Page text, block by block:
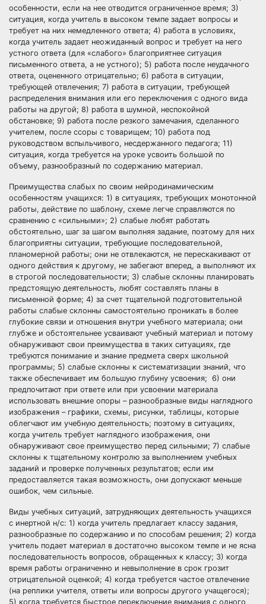
особенности, если на нее отводится ограниченное время; 3)
ситуация, когда учитель в высоком темпе задает вопросы и
требует на них немедленного ответа; 4) работа в условиях,
когда учитель задает неожиданный вопрос и требует на него
устного ответа (для «слабого» благоприятнее ситуация
письменного ответа, а не устного); 5) работа после неудачного
ответа, оцененного отрицательно; 6) работа в ситуации,
требующей отвлечения; 7) работа в ситуации, требующей
распределения внимания или его переключения с одного вида
работы на другой; 8) работа в шумной, неспокойной
обстановке; 9) работа после резкого замечания, сделанного
учителем, после ссоры с товарищем; 10) работа под
руководством вспыльчивого, несдержанного педагога; 11)
ситуация, когда требуется на уроке усвоить большой по
объему, разнообразный по содержанию материал.
Преимущества слабых по своим нейродинамическим
особенностям учащихся: 1) в ситуациях, требующих монотонной
работы, действие по шаблону, схеме легче справляются по
сравнению с «сильными»; 2) слабые любят работать
обстоятельно, шаг за шагом выполняя задание, поэтому для них
благоприятны ситуации, требующие последовательной,
планомерной работы; они не отвлекаются, не перескакивают от
одного действия к другому, не забегают вперед, а выполняют их
в строгой последовательности; 3) слабые склонны планировать
предстоящую деятельность, любят составлять планы в
письменной форме; 4) за счет тщательной подготовительной
работы слабые склонны самостоятельно проникать в более
глубокие связи и отношения внутри учебного материала; они
глубже и обстоятельнее усваивают учебный материал и потому
обнаруживают свои преимущества в таких ситуациях, где
требуются понимание и знание предмета сверх школьной
программы; 5) слабые склонны к систематизации знаний, что
также обеспечивает им большую глубину усвоения; 6) они
предпочитают при ответе или при усвоении материала
использовать внешние опоры – разнообразные виды наглядного
изображения – графики, схемы, рисунки, таблицы, которые
облегчают им учебную деятельность; поэтому в ситуациях,
когда учитель требует наглядного изображения, они
обнаруживают свое преимущество перед сильными; 7) слабые
склонны к тщательному контролю за выполнением учебных
заданий и проверке полученных результатов; если им
предоставляется такая возможность, они допускают меньше
ошибок, чем сильные.
Виды учебных ситуаций, затрудняющих деятельность учащихся
с инертной н/с: 1) когда учитель предлагает классу задания,
разнообразные по содержанию и по способам решения; 2) когда
учитель подает материал в достаточно высоком темпе и не ясна
последовательность вопросов, обращенных к классу; 3) когда
время работы ограниченно и невыполнение в срок грозит
отрицательной оценкой; 4) когда требуется частое отвлечение
(на реплики учителя, ответы или вопросы другого учащегося);
5) когда требуется быстрое переключение внимания с одного